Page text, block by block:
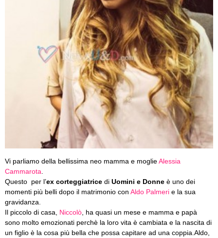
Vi parliamo della bellissima neo mamma e moglieAlessia
Cammarota
Questo per l’ex corteggiatrice di Uomini e Donne è uno dei
momenti più belli dopo il matrimonio con Aldo Palmeri e la sua
gravidanza.
Il piccolo di casa, Niccolò , ha quasi un mese e mamma e papà
sono molto emozionati perchè la loro vita è cambiata e la nascita di
un figlio è la cosa più bella che possa capitare ad una coppia. Aldo,